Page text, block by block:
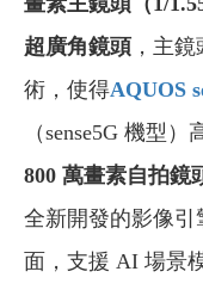
超廣角鏡頭，主鏡
術，使得AQUOS
（sense5G 機型）
800 萬畫素自拍鏡
全新開發的影像引
面，支援 AI 場景